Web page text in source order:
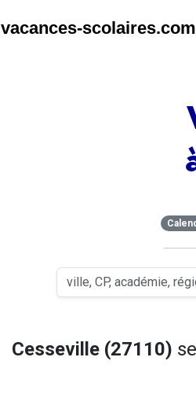
vacances-scolaires.com
Cesseville (27110)